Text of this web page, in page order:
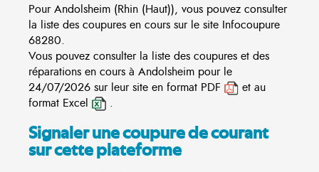
Pour Andolsheim (Rhin (Haut)), vous pouvez consulter
la liste des coupures en cours sur le site Infocoupure
68280.
Vous pouvez consulter la liste des coupures et des
réparations en cours à Andolsheim pour le
24/07/2026 sur leur site en format PDF
et au
format Excel
.
Signaler une coupure de courant
sur cette plateforme